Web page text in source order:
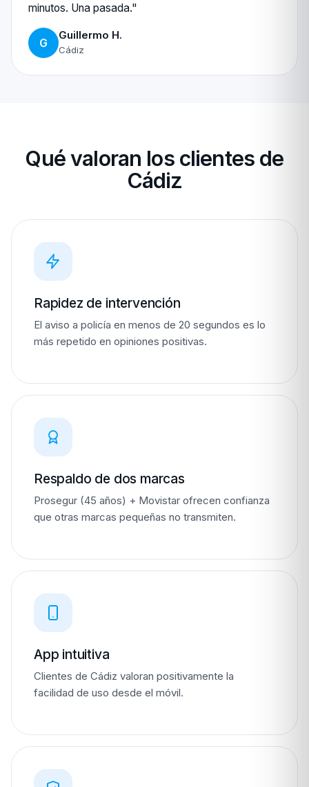
minutos. Una pasada."
G
Guillermo H.
Cádiz
Qué valoran los clientes de
Cádiz
Rapidez de intervención
El aviso a policía en menos de 20 segundos es lo
más repetido en opiniones positivas.
Respaldo de dos marcas
Prosegur (45 años) + Movistar ofrecen confianza
que otras marcas pequeñas no transmiten.
App intuitiva
Clientes de Cádiz valoran positivamente la
facilidad de uso desde el móvil.